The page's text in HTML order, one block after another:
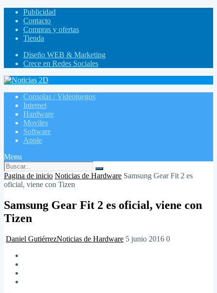
Publicidad
Contacto
Compras y ofertas
Tienda
Diseño WEB & Marketing
Crece en Redes Sociales
Consolas / Videojuegos
Internet
Hardware
Moviles
Software
Apple
Menu
Pagina de inicio Noticias de Hardware Samsung Gear Fit 2 es
oficial, viene con Tizen
Samsung Gear Fit 2 es oficial, viene con
Tizen
Daniel GutiérrezNoticias de Hardware 5 junio 2016 0